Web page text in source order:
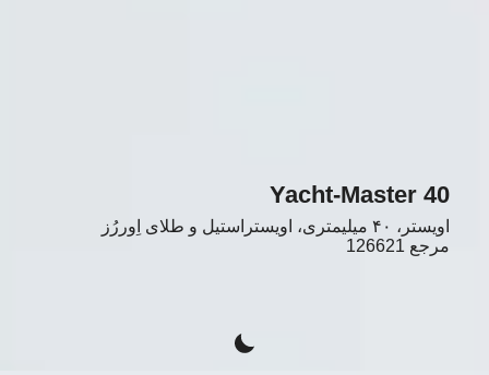
Yacht-Master 40
اویستر، ۴۰ میلیمتری، اویستراستیل و طلای اِوررُز
مرجع 126621